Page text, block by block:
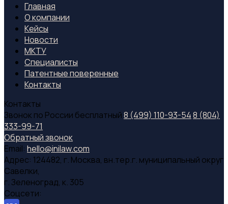
Главная
О компании
Кейсы
Новости
МКТУ
Специалиcты
Патентные поверенные
Контакты
Контакты
Звонок по России бесплатный8 (499) 110-93-548 (804)
333-99-71
Обратный звонок
Email: hello@inilaw.com
Адрес: 124482, г. Москва, вн.тер.г. муниципальный округ
Савелки,
г. Зеленоград, к. 305
Соцсети: